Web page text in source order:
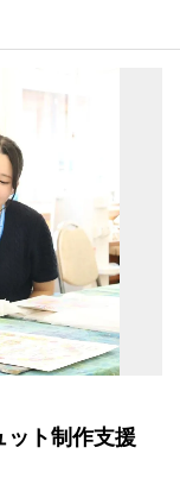
ット制作支援